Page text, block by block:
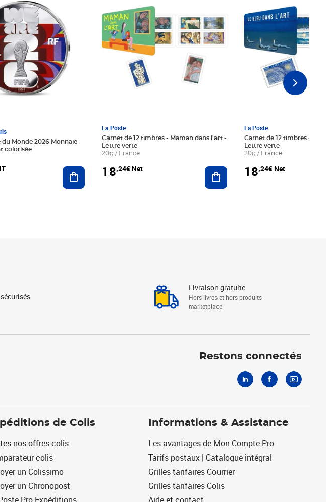
du Monde 2026 Monnaie
colorisée
Ajouter au panier
La Poste
Carnet de 12 timbres - Maman dans l'art -
Lettre verte
20g / France
18,24€ Net Ajouter au panier
La Poste
Carnet de 12 timbres - Le
Lettre verte
20g / France
18,24€ Net
Livraison gratuite
Hors livres et hors produits
marketplace
Restons connectés
de Colis
nos offres colis
colis
un Colissimo
un Chronopost
Informations & Assistance
Les avantages de Mon Compte Pro
Tarifs postaux | Catalogue intégral
Grilles tarifaires Courrier
Grilles tarifaires Colis